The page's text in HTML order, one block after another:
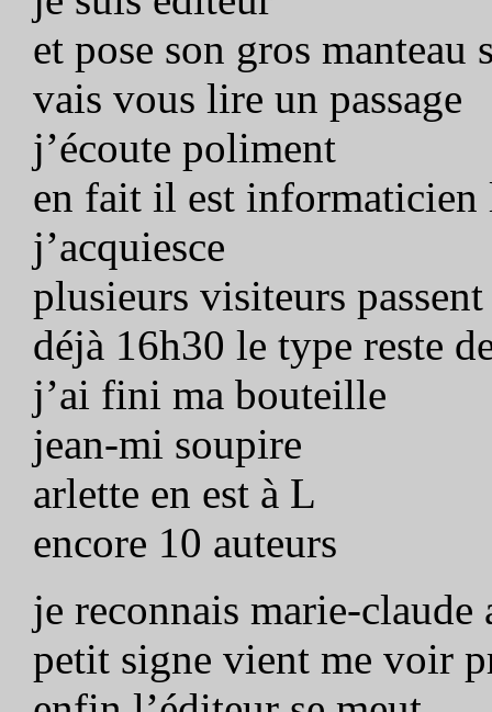
et pose son gros
vais vous lire un passage
j’écoute poliment
en fait il est
j’acquiesce
plusieurs visiteurs
déjà 16h30 le type reste
j’ai fini ma bouteille
jean-mi soupire
arlette en est à L
encore 10 auteurs
je reconnais marie-claude
petit signe vient me voir